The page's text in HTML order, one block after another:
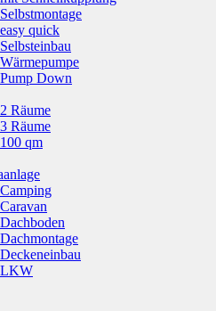
quick
Down
Räume
Räume
qm
LKW